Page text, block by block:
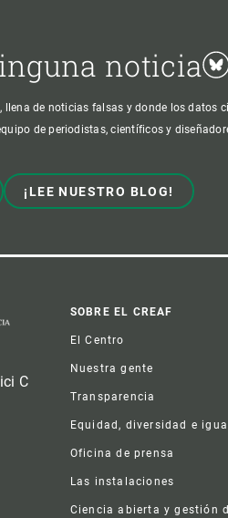
noticia
de noticias falsas y donde los datos
de periodistas, científicos y
¡LEE NUESTRO BLOG!
C
Footer
SOBRE EL CREAF
El Centro
Nuestra gente
Transparencia
Equidad, diversidad e
Oficina de prensa
Las instalaciones
Ciencia abierta y gestión